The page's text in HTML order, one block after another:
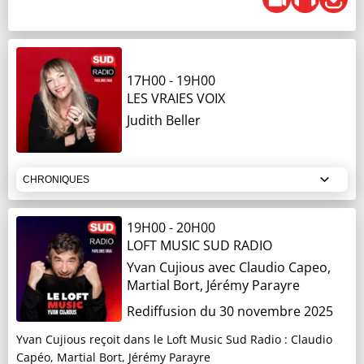
LE COMPTOIR DE L'ÉTÉ
08H45- 08H50
LES CONSEILS DE L'ÉTÉ
08H50- 08H55
LES PLUS BEAUX DÉTOURS DE L'ÉTÉ
Xavier Louy
09H03- 09H15
C'EST À LA UNE
Noémie Halioua
17H00- 19H00
LES VRAIES VOIX
Judith Beller
CHRONIQUES
17H05- 17H30
LA QUESTION DU SOIR
Judith Beller
17H45- 17H50
SI J'ÉTAIS MINISTRE
19H00-20H00
LOFT MUSIC SUD RADIO
Yvan Cujious avec Claudio Capeo,
Martial Bort, Jérémy Parayre
Rediffusion du 30 novembre 2025
Yvan Cujious reçoit dans le Loft Music Sud Radio : Claudio
Capéo, Martial Bort, Jérémy Parayre